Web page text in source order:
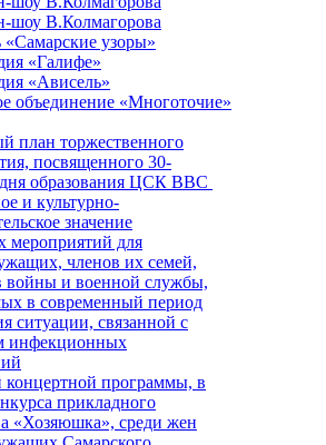
шоу В.Колмагорова
узоры»
«Галифе»
«Ависель»
объединение «Многоточие»
план торжественного
посвященного 30-
образования ЦСК ВВС
и культурно-
значение
мероприятий для
членов их семей,
войны и военной службы,
в современный период
ситуации, связанной с
инфекционных
программы, в
прикладного
«Хозяюшка», среди жен